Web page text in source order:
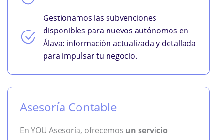
Gestionamos las subvenciones
disponibles para nuevos autónomos en
Álava: información actualizada y detallada
para impulsar tu negocio.
Asesoría Contable
En YOU Asesoría, ofrecemos un servicio